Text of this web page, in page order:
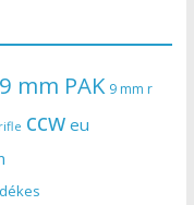
9 mm PAK 9 mm r
ccw eu